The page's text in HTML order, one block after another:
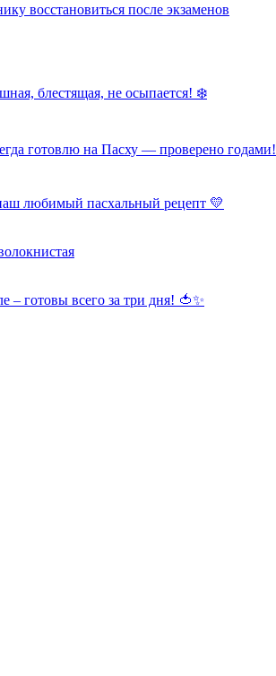
восстановиться после экзаменов
блестящая, не осыпается! ❄️
готовлю на Пасху — проверено годами!
любимый пасхальный рецепт 💛
готовы всего за три дня! 🍅✨